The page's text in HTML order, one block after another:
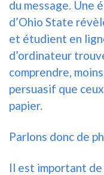
du message. Une
d’Ohio State
et étudient en
d’ordinateur
comprendre,
persuasif que
papier.
Parlons donc de
Il est important